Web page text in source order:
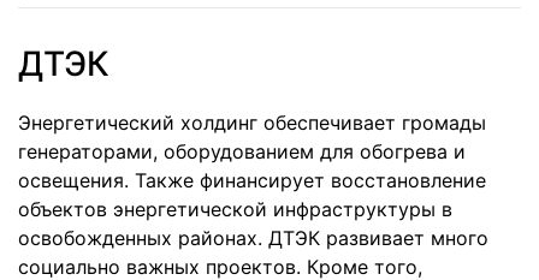
ДТЭК
Энергетический холдинг обеспечивает громады
генераторами, оборудованием для обогрева и
освещения. Также финансирует восстановление
объектов энергетической инфраструктуры в
освобожденных районах. ДТЭК развивает много
социально важных проектов. Кроме того,